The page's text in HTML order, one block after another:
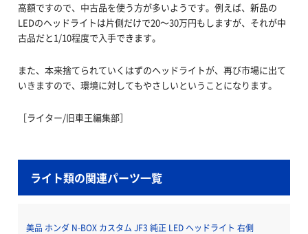
高額ですので、中古品を使う方が多いようです。例えば、新品の
LEDのヘッドライトは片側だけで20～30万円もしますが、それが中
古品だと1/10程度で入手できます。
また、本来捨てられていくはずのヘッドライトが、再び市場に出て
いきますので、環境に対してもやさしいということになります。
［ライター/旧車王編集部］
ライト類の関連パーツ一覧
美品 ホンダ N-BOX カスタム JF3 純正 LED ヘッドライト 右側